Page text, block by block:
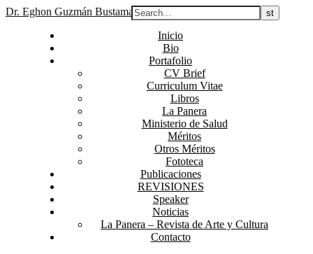
Dr. Eghon Guzmán Bustamante
Inicio
Bio
Portafolio
CV Brief
Curriculum Vitae
Libros
La Panera
Ministerio de Salud
Méritos
Otros Méritos
Fototeca
Publicaciones
REVISIONES
Speaker
Noticias
La Panera – Revista de Arte y Cultura
Contacto